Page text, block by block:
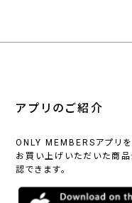
アプリのご紹介
ONLY MEMBERSアプリを
お買い上げいただいた商
認できます。